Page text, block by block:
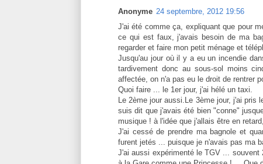
Anonyme 24 septembre, 2012 19:56
J'ai été comme ça, expliquant que pour
ce qui est faux, j'avais besoin de ma
regarder et faire mon petit ménage et
Jusqu'au jour où il y a eu un incendie
tardivement donc au sous-sol moins
affectée, on n'a pas eu le droit de rentrer
Quoi faire ... le 1er jour, j'ai hélé un taxi.
Le 2ème jour aussi.Le 3ème jour, j'ai pris
suis dit que j'avais été bien "conne"
musique ! à l'idée que j'allais être en
J'ai cessé de prendre ma bagnole et
furent jetés ... puisque je n'avais pas ma
J'ai aussi expérimenté le TGV ...